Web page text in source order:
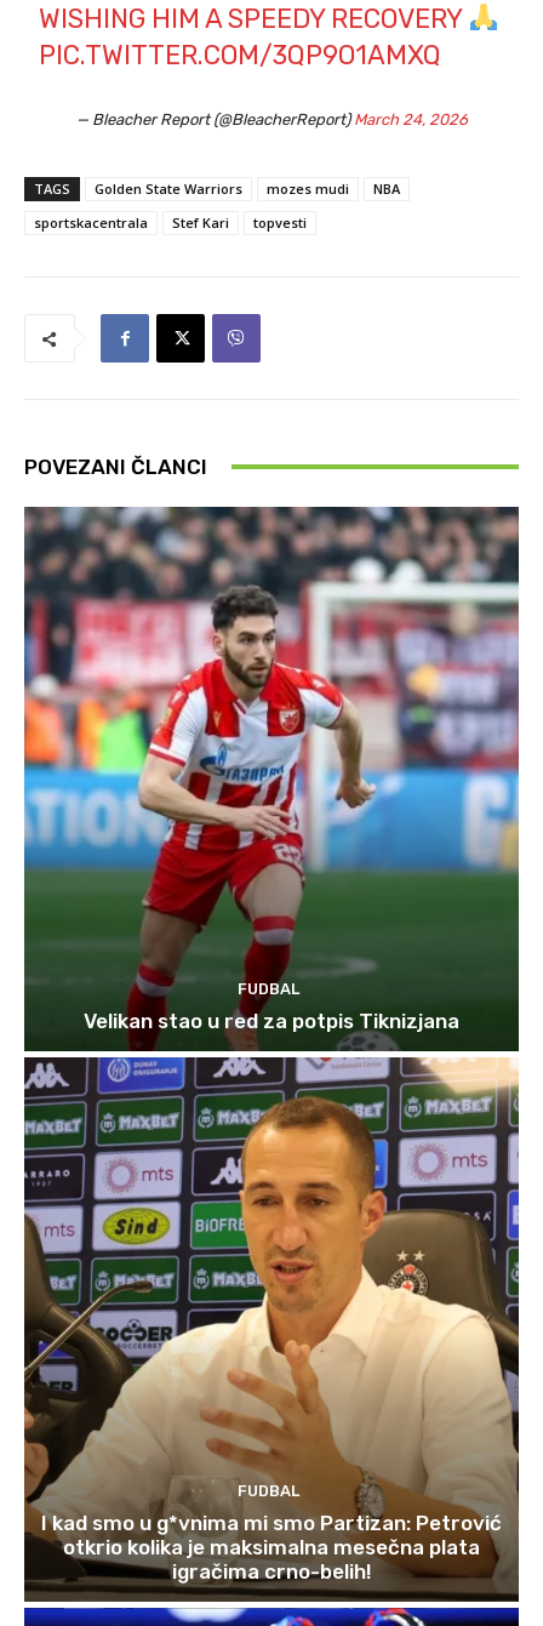
WISHING HIM A SPEEDY RECOVERY
PIC.TWITTER.COM/3QP9O1AMXQ
— Bleacher Report (@BleacherReport)March 24, 2026
TAGS Golden State Warriors mozes mudi
NBA
sportskacentrala
Stef Kari topvesti
POVEZANI ČLANCI
FUDBAL
Velikan stao u red za potpis Tiknizjana
FUDBAL
I kad smo u g*vnima mi smo Partizan: Petrović
otkrio kolika je maksimalna mesečna plata
igračima crno-belih!